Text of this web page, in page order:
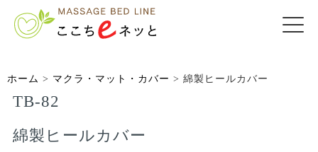
ホーム > マクラ・マット・カバー > 綿製ヒールカバー
TB-82
綿製ヒールカバー